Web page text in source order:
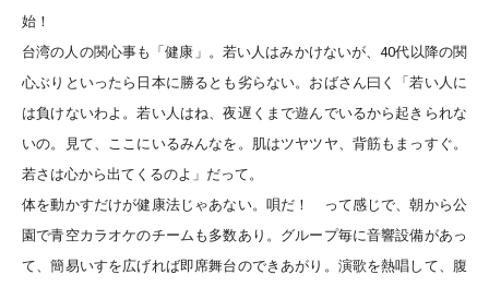
始！
台湾の人の関心事も「健康」。若い人はみかけないが、40代以降の関
心ぶりといったら日本に勝るとも劣らない。おばさん曰く「若い人に
は負けないわよ。若い人はね、夜遅くまで遊んでいるから起きられな
いの。見て、ここにいるみんなを。肌はツヤツヤ、背筋もまっすぐ。
若さは心から出てくるのよ」だって。
体を動かすだけが健康法じゃあない。唄だ！ って感じで、朝から公
園で青空カラオケのチームも多数あり。グループ毎に音響設備があっ
て、簡易いすを広げれば即席舞台のできあがり。演歌を熱唱して、腹